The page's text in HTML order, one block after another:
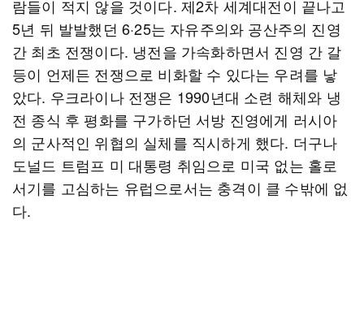
람들이 적지 않을 것이다. 제2차 세계대전이 끝나고
5년 뒤 발발했던 6·25는 자유주의와 공산주의 진영
간 최초 전쟁이다. 냉전을 가속화하면서 진영 간 갈
등이 언제든 전쟁으로 비화할 수 있다는 우려를 낳
았다. 우크라이나 전쟁은 1990년대 소련 해체와 냉
전 종식 후 평화를 구가하던 서방 진영에게 러시아
의 군사적인 위협의 실체를 직시하게 했다. 더구나
도널드 트럼프 미 대통령 취임으로 미국 없는 홀로
서기를 고심하는 유럽으로서는 충격이 클 수밖에 없
다.